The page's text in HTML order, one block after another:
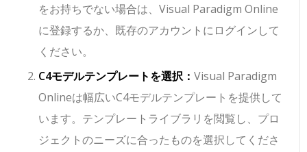
をお持ちでない場合は、Visual Paradigm Online
に登録するか、既存のアカウントにログインして
ください。
C4モデルテンプレートを選択：Visual Paradigm
Onlineは幅広いC4モデルテンプレートを提供して
います。テンプレートライブラリを閲覧し、プロ
ジェクトのニーズに合ったものを選択してくださ